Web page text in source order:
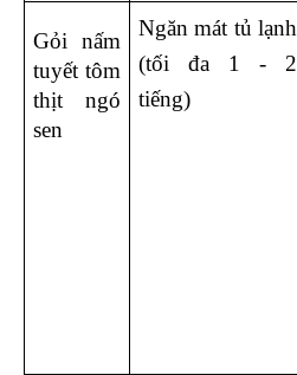
Gỏi nấm
tuyết tôm
thịt ngó
sen
Ngăn mát tủ lạnh
(tối đa 1 - 2
tiếng)